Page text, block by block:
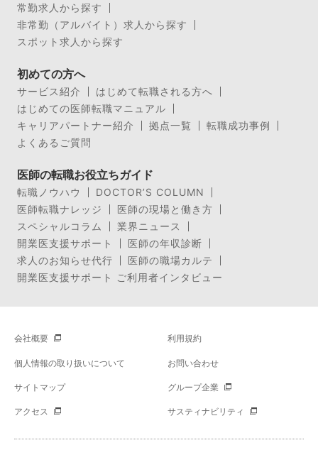
常勤求人から探す
非常勤（アルバイト）求人から探す
スポット求人から探す
初めての方へ
サービス紹介
はじめて転職される方へ
はじめての医師転職マニュアル
キャリアパートナー紹介
拠点一覧
転職成功事例
よくあるご質問
医師の転職お役立ちガイド
転職ノウハウ
DOCTOR’S COLUMN
医師転職ナレッジ
医師の現場と働き方
スペシャルコラム
業界ニュース
開業医支援サポート
医師の年収診断
求人のお知らせ代行
医師の職場カルテ
開業医支援サポート ご利用者インタビュー
会社概要 利用規約
個人情報の取り扱いについて お問い合わせ
サイトマップ グループ企業
アクセス サスティナビリティ